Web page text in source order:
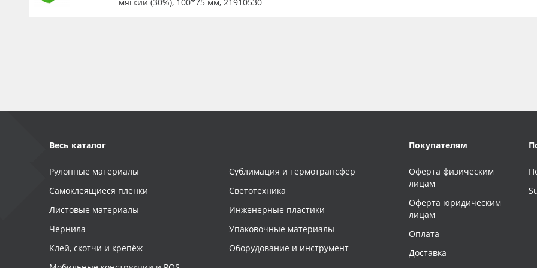
Весь каталог
Рулонные материалы
Самоклеящиеся плёнки
Листовые материалы
Чернила
Клей, скотчи и крепёж
Сублимация и термотрансфер
Светотехника
Инженерные пластики
Упаковочные материалы
Оборудование и инструмент
Покупателям
Оферта физическим
лицам
Оферта юридическим
лицам
Оплата
Доставка